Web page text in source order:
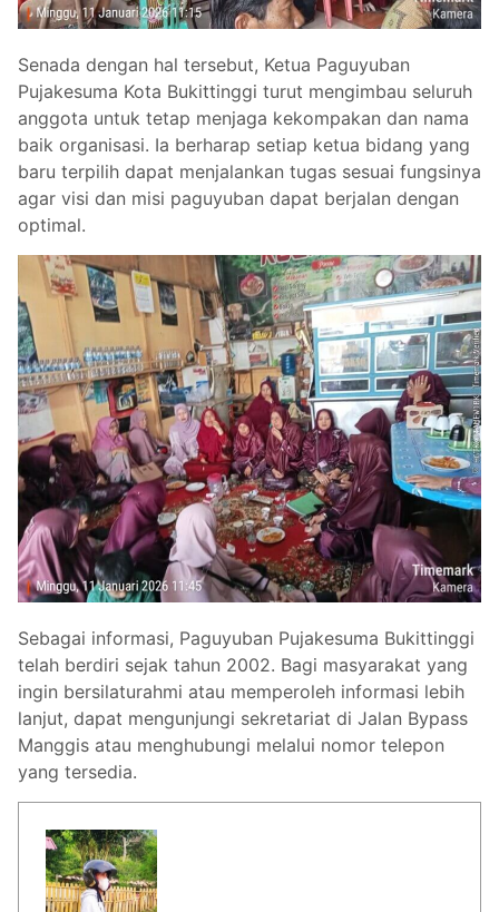
Senada dengan hal tersebut, Ketua Paguyuban
Pujakesuma Kota Bukittinggi turut mengimbau seluruh
anggota untuk tetap menjaga kekompakan dan nama
baik organisasi. Ia berharap setiap ketua bidang yang
baru terpilih dapat menjalankan tugas sesuai fungsinya
agar visi dan misi paguyuban dapat berjalan dengan
optimal.
Sebagai informasi, Paguyuban Pujakesuma Bukittinggi
telah berdiri sejak tahun 2002. Bagi masyarakat yang
ingin bersilaturahmi atau memperoleh informasi lebih
lanjut, dapat mengunjungi sekretariat di Jalan Bypass
Manggis atau menghubungi melalui nomor telepon
yang tersedia.